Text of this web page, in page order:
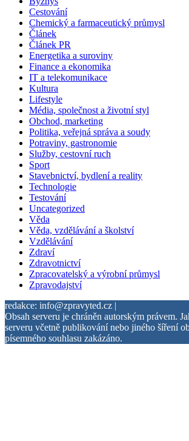
Cestování
Chemický a farmaceutický průmysl
Článek
Článek PR
Energetika a suroviny
Finance a ekonomika
IT a telekomunikace
Kultura
Lifestyle
Média, společnost a životní styl
Obchod, marketing
Politika, veřejná správa a soudy
Potraviny, gastronomie
Služby, cestovní ruch
Sport
Stavebnictví, bydlení a reality
Technologie
Testování
Uncategorized
Věda
Věda, vzdělávání a školství
Vzdělávání
Zdraví
Zdravotnictví
Zpracovatelský a výrobní průmysl
Zpravodajství
redakce: info@zpravyted.cz |
Obsah serveru je chráněn autorským právem.
serveru včetně publikování nebo jiného šíření
písemného souhlasu zakázáno.